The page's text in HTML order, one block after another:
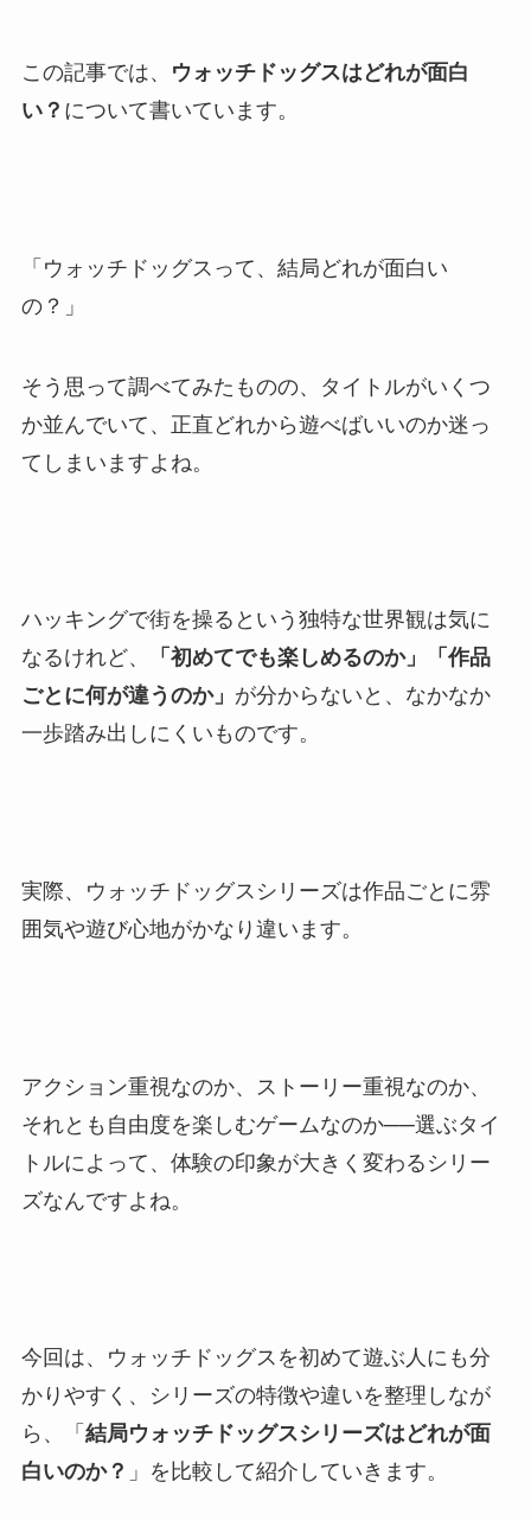
この記事では、
ウォッチドッグスはどれが面白
い？ について書いています。
「ウォッチドッグスって、結局どれが面白い
の？」
そう思って調べてみたものの、タイトルがいくつ
か並んでいて、正直どれから遊べばいいのか迷っ
てしまいますよね。
ハッキングで街を操るという独特な世界観は気に
なるけれど、
「初めてでも楽しめるのか」「作品
ごとに何が違うのか」 が分からないと、なかなか
一歩踏み出しにくいものです。
実際、ウォッチドッグスシリーズは作品ごとに雰
囲気や遊び心地がかなり違います。
アクション重視なのか、ストーリー重視なのか、
それとも自由度を楽しむゲームなのか──選ぶタイ
トルによって、体験の印象が大きく変わるシリー
ズなんですよね。
今回は、ウォッチドッグスを初めて遊ぶ人にも分
かりやすく、シリーズの特徴や違いを整理しなが
ら、「 結局ウォッチドッグスシリーズはどれが面
白いのか？ 」を比較して紹介していきます。